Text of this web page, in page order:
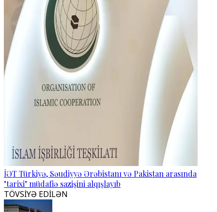
İƏT Türkiyə, Səudiyyə Ərəbistanı və Pakistan arasında
"tarixi" müdafiə sazişini alqışlayıb
TÖVSİYƏ EDİLƏN